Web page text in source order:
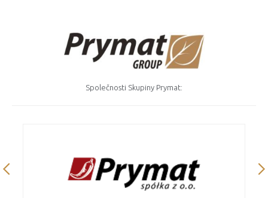
Společnosti Skupiny Prymat: